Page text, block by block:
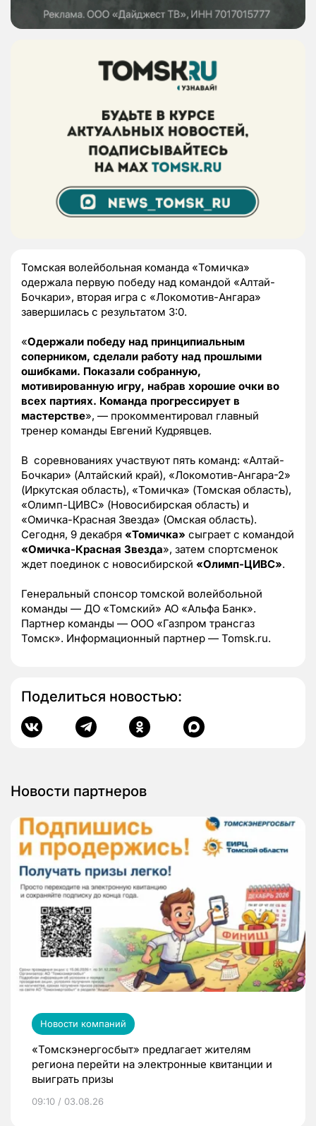
Томская волейбольная команда «Томичка»
одержала первую победу над командой «Алтай-
Бочкари», вторая игра с «Локомотив-Ангара»
завершилась с результатом 3:0.
«Одержали победу над принципиальным
соперником, сделали работу над прошлыми
ошибками. Показали собранную,
мотивированную игру, набрав хорошие очки во
всех партиях. Команда прогрессирует в
мастерстве», — прокомментировал главный
тренер команды Евгений Кудрявцев.
В соревнованиях участвуют пять команд: «Алтай-
Бочкари» (Алтайский край), «Локомотив-Ангара-2»
(Иркутская область), «Томичка» (Томская область),
«Олимп-ЦИВС» (Новосибирская область) и
«Омичка-Красная Звезда» (Омская область).
Сегодня, 9 декабря «Томичка» сыграет с командой
«Омичка-Красная Звезда», затем спортсменок
ждет поединок с новосибирской «Олимп-ЦИВС».
Генеральный спонсор томской волейбольной
команды — ДО «Томский» АО «Альфа Банк».
Партнер команды — ООО «Газпром трансгаз
Томск». Информационный партнер — Tomsk.ru.
Поделиться новостью:
Новости партнеров
Новости компаний
«Томскэнергосбыт» предлагает жителям
региона перейти на электронные квитанции и
выиграть призы
09:10 / 03.08.26